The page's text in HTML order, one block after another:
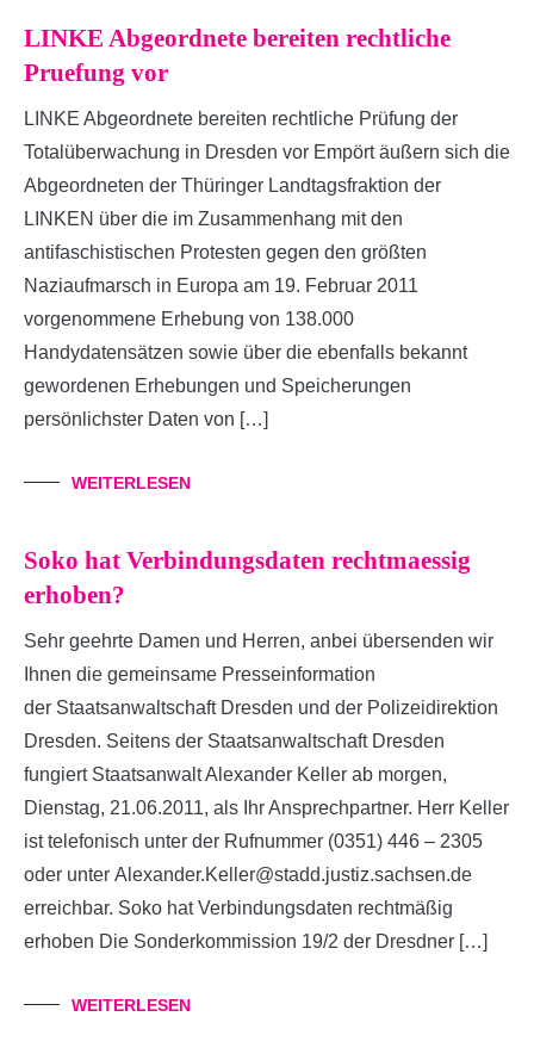
LINKE Abgeordnete bereiten rechtliche
Pruefung vor
LINKE Abgeordnete bereiten rechtliche Prüfung der
Totalüberwachung in Dresden vor Empört äußern sich die
Abgeordneten der Thüringer Landtagsfraktion der
LINKEN über die im Zusammenhang mit den
antifaschistischen Protesten gegen den größten
Naziaufmarsch in Europa am 19. Februar 2011
vorgenommene Erhebung von 138.000
Handydatensätzen sowie über die ebenfalls bekannt
gewordenen Erhebungen und Speicherungen
persönlichster Daten von […]
WEITERLESEN
Soko hat Verbindungsdaten rechtmaessig
erhoben?
Sehr geehrte Damen und Herren, anbei übersenden wir
Ihnen die gemeinsame Presseinformation
der Staatsanwaltschaft Dresden und der Polizeidirektion
Dresden. Seitens der Staatsanwaltschaft Dresden
fungiert Staatsanwalt Alexander Keller ab morgen,
Dienstag, 21.06.2011, als Ihr Ansprechpartner. Herr Keller
ist telefonisch unter der Rufnummer (0351) 446 – 2305
oder unter Alexander.Keller@stadd.justiz.sachsen.de
erreichbar. Soko hat Verbindungsdaten rechtmäßig
erhoben Die Sonderkommission 19/2 der Dresdner […]
WEITERLESEN